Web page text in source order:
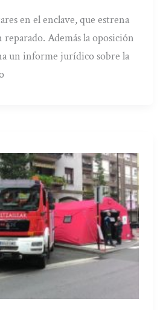
en el enclave, que estrena
Además la oposición
un informe jurídico sobre la